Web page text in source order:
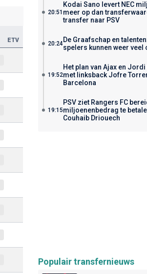
ETV
20:51
Kodai Sano levert NEC
meer op dan
transfer naar PSV
20:24De Graafschap en
spelers kunnen weer veel
19:52
Het plan van Ajax en
met linksback Jofre
Barcelona
19:15
PSV ziet Rangers FC
miljoenenbedrag te
Couhaib Driouech
Populair transfernieuws